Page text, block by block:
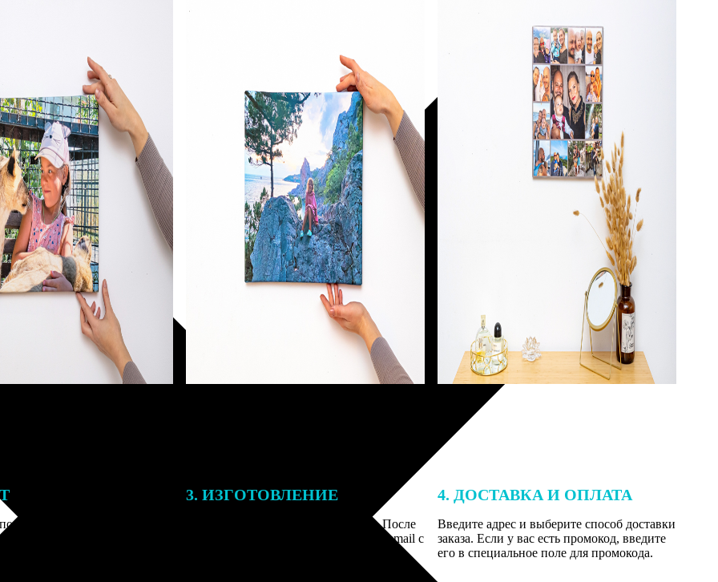
заказа к печати
могут связаться с Вами
телефону или email для
деталей.
3. ИЗГОТОВЛЕНИЕ
Оплатите заказ банковской картой. После
оплаты получите подтверждение на email с
описанием заказа. Когда отправим заказ
4. ДОСТАВКА И ОПЛАТА
Введите адрес и выберите способ доставки
заказа. Если у вас есть промокод, введите
его в специальное поле для промокода.